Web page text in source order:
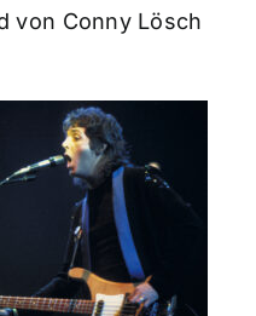
von Conny Lösch